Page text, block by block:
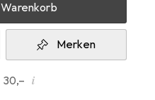
Merken
30,– i